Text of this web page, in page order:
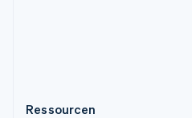
Ressourcen